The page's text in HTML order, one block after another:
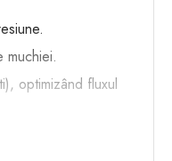
muchiei.
optimizând fluxul